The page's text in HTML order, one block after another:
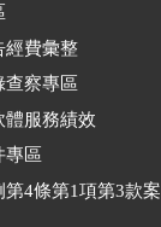
經費彙整
查察專區
體服務績效
專區
4條第1項第3款案